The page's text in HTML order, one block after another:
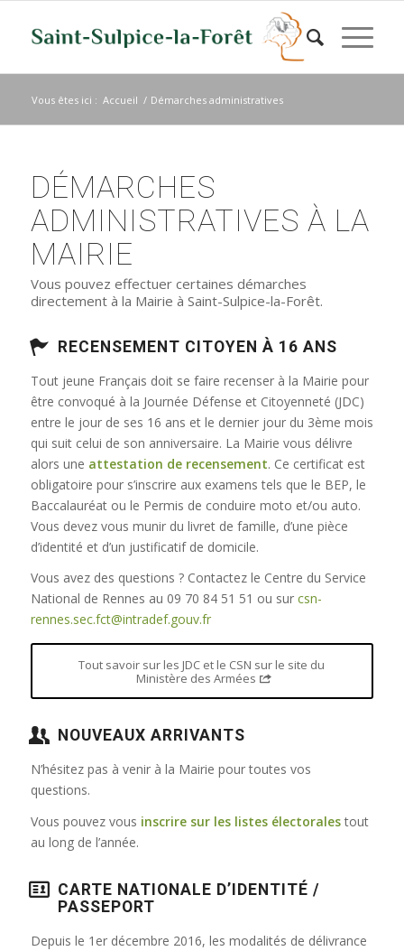
Vous êtes ici : Accueil / Démarches administratives
DÉMARCHES
ADMINISTRATIVES À LA
MAIRIE
Vous pouvez effectuer certaines démarches
directement à la Mairie à Saint-Sulpice-la-Forêt.
RECENSEMENT CITOYEN À 16 ANS
Tout jeune Français doit se faire recenser à la Mairie pour
être convoqué à la Journée Défense et Citoyenneté (JDC)
entre le jour de ses 16 ans et le dernier jour du 3ème mois
qui suit celui de son anniversaire. La Mairie vous délivre
alors une attestation de recensement. Ce certificat est
obligatoire pour s’inscrire aux examens tels que le BEP, le
Baccalauréat ou le Permis de conduire moto et/ou auto.
Vous devez vous munir du livret de famille, d’une pièce
d’identité et d’un justificatif de domicile.
Vous avez des questions ? Contactez le Centre du Service
National de Rennes au 09 70 84 51 51 ou sur csn-
rennes.sec.fct@intradef.gouv.fr
Tout savoir sur les JDC et le CSN sur le site du
Ministère des Armées
NOUVEAUX ARRIVANTS
N’hésitez pas à venir à la Mairie pour toutes vos
questions.
Vous pouvez vous inscrire sur les listes électoralestout
au long de l’année.
CARTE NATIONALE D’IDENTITÉ /
PASSEPORT
Depuis le 1er décembre 2016, les modalités de délivrance